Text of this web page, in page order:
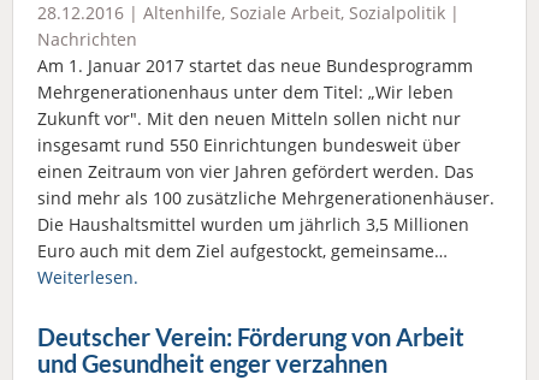
28.12.2016 | Altenhilfe, Soziale Arbeit, Sozialpolitik |
Nachrichten
Am 1. Januar 2017 startet das neue Bundesprogramm
Mehrgenerationenhaus unter dem Titel: „Wir leben
Zukunft vor". Mit den neuen Mitteln sollen nicht nur
insgesamt rund 550 Einrichtungen bundesweit über
einen Zeitraum von vier Jahren gefördert werden. Das
sind mehr als 100 zusätzliche Mehrgenerationenhäuser.
Die Haushaltsmittel wurden um jährlich 3,5 Millionen
Euro auch mit dem Ziel aufgestockt, gemeinsame…
Weiterlesen.
Deutscher Verein: Förderung von Arbeit
und Gesundheit enger verzahnen